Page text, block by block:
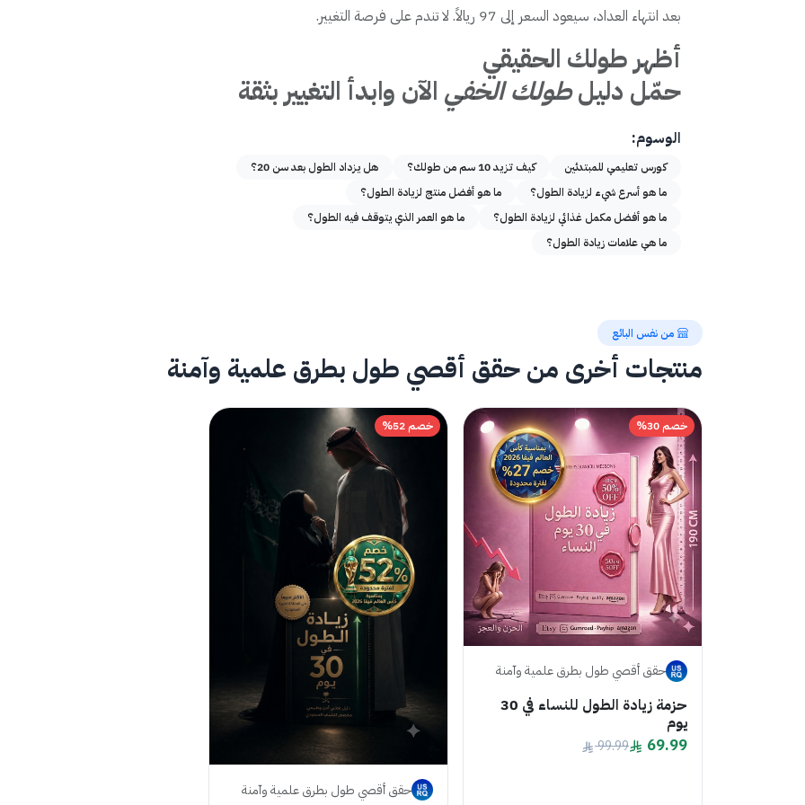
بعد انتهاء العداد، سيعود السعر إلى 97 ريالاً. لا تندم على فرصة التغيير.
أظهر طولك الحقيقي
حمّل دليلطولك الخفي الآن وابدأ التغيير بثقة
الوسوم:
كورس تعليمي للمبتدئين كيف تزيد 10 سم من طولك؟
هل يزداد الطول بعد سن 20؟
ما هو أسرع شيء لزيادة الطول؟
ما هو أفضل منتج لزيادة الطول؟
ما هو أفضل مكمل غذائي لزيادة الطول؟
ما هو العمر الذي يتوقف فيه الطول؟
ما هي علامات زيادة الطول؟
من نفس البائع
منتجات أخرى من حقق أقصي طول بطرق علمية وآمنة
خصم 30%
حقق أقصي طول بطرق علمية وآمنة
حزمة زيادة الطول للنساء في 30
يوم
69.99
99.99
خصم 52%
حقق أقصي طول بطرق علمية وآمنة